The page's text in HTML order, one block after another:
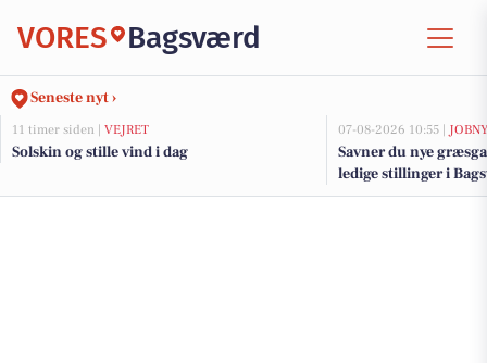
VORES Bagsværd
Seneste nyt ›
11 timer siden | VEJRET
Solskin og stille vind i dag
07-08-2026 10:55 |
Savner du nye
ledige stillinger i